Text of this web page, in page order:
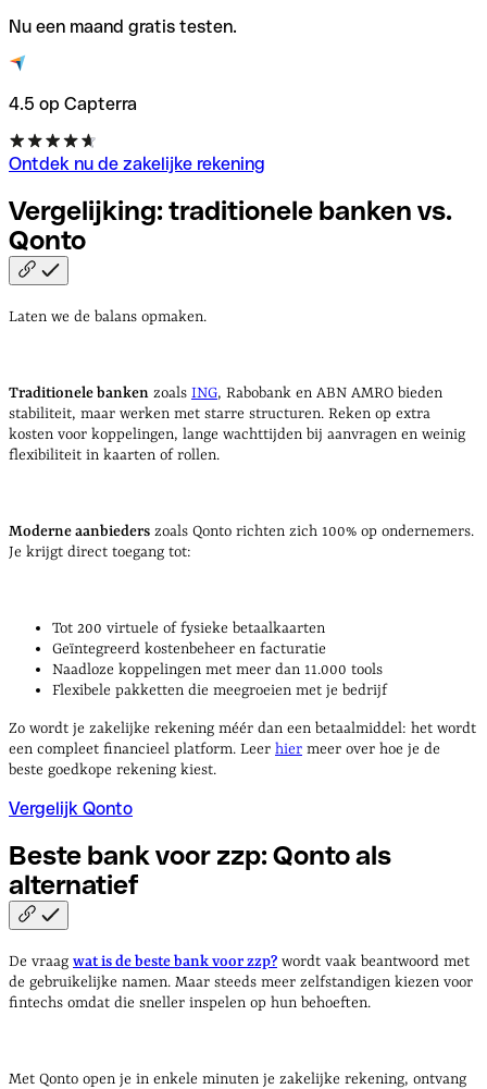
Nu een maand gratis testen.
4.5 op Capterra
Ontdek nu de zakelijke rekening
Vergelijking: traditionele banken vs.
Qonto
Laten we de balans opmaken.
Traditionele banken zoals ING, Rabobank en ABN AMRO bieden
stabiliteit, maar werken met starre structuren. Reken op extra
kosten voor koppelingen, lange wachttijden bij aanvragen en weinig
flexibiliteit in kaarten of rollen.
Moderne aanbieders zoals Qonto richten zich 100% op ondernemers.
Je krijgt direct toegang tot:
Tot 200 virtuele of fysieke betaalkaarten
Geïntegreerd kostenbeheer en facturatie
Naadloze koppelingen met meer dan 11.000 tools
Flexibele pakketten die meegroeien met je bedrijf
Zo wordt je zakelijke rekening méér dan een betaalmiddel: het wordt
een compleet financieel platform. Leer hier meer over hoe je de
beste goedkope rekening kiest.
Vergelijk Qonto
Beste bank voor zzp: Qonto als
alternatief
De vraag wat is de beste bank voor zzp? wordt vaak beantwoord met
de gebruikelijke namen. Maar steeds meer zelfstandigen kiezen voor
fintechs omdat die sneller inspelen op hun behoeften.
Met Qonto open je in enkele minuten je zakelijke rekening, ontvang